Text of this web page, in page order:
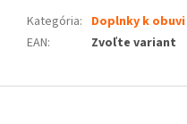
Kategória: Doplnky k obuvi
EAN: Zvoľte variant